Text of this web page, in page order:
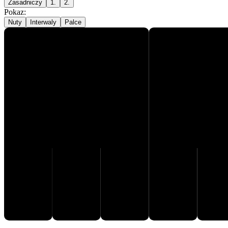
Zasadniczy 1. 2.
Pokaz:
Nuty Interwaly Palce